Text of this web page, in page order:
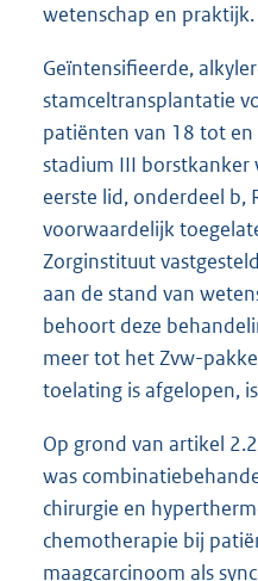
wetenschap en praktijk.
Geïntensifieerde,
stamceltransplantatie
patiënten van 18 tot en
stadium III borstkanker
eerste lid, onderdeel b,
voorwaardelijk
Zorginstituut
aan de stand van
behoort deze
meer tot het Zvw-
toelating is afgelopen,
Op grond van artikel
was
chirurgie en
chemotherapie bij
maagcarcinoom als